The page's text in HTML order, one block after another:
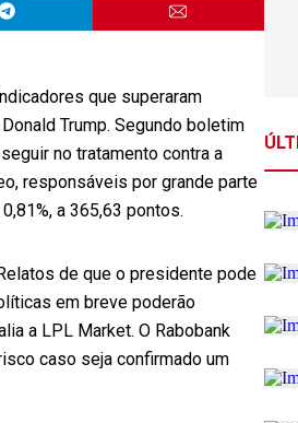
que superaram
Trump. Segundo boletim
no tratamento contra a
responsáveis por grande parte
a 365,63 pontos.
de que o presidente pode
em breve poderão
a LPL Market. O Rabobank
caso seja confirmado um